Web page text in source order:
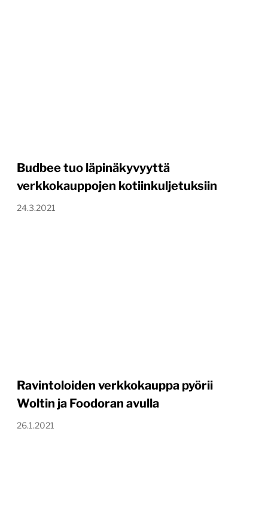
Budbee tuo läpinäkyvyyttä
verkkokauppojen kotiinkuljetuksiin
24.3.2021
Ravintoloiden verkkokauppa pyörii
Woltin ja Foodoran avulla
26.1.2021